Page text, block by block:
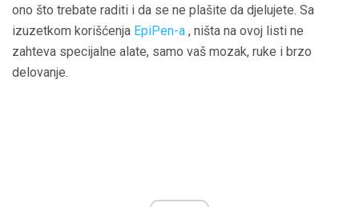
ono što trebate raditi i da se ne plašite da djelujete. Sa
izuzetkom korišćenja EpiPen-a , ništa na ovoj listi ne
zahteva specijalne alate, samo vaš mozak, ruke i brzo
delovanje.